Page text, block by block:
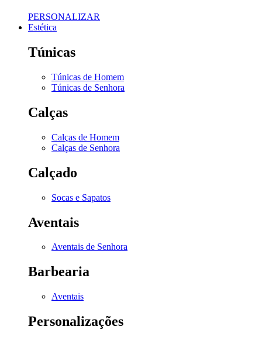
PERSONALIZAR
Estética
Túnicas
Túnicas de Homem
Túnicas de Senhora
Calças
Calças de Homem
Calças de Senhora
Calçado
Socas e Sapatos
Aventais
Aventais de Senhora
Barbearia
Aventais
Personalizações